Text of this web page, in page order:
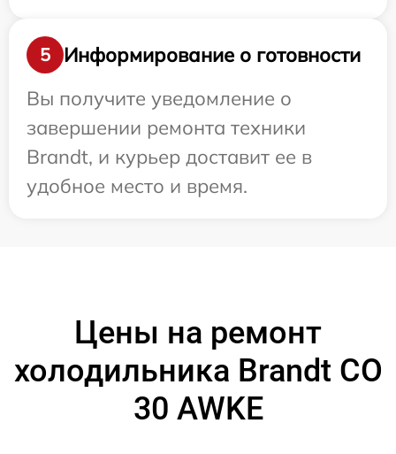
5
Информирование о готовности
Вы получите уведомление о
завершении ремонта техники
Brandt, и курьер доставит ее в
удобное место и время.
Цены на ремонт
холодильника Brandt CO
30 AWKE